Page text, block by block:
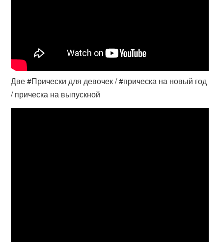
Две #Прически для девочек / #прическа на новый год
/ прическа на выпускной